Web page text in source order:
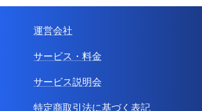
運営会社
サービス・料金
サービス説明会
特定商取引法に基づく表記